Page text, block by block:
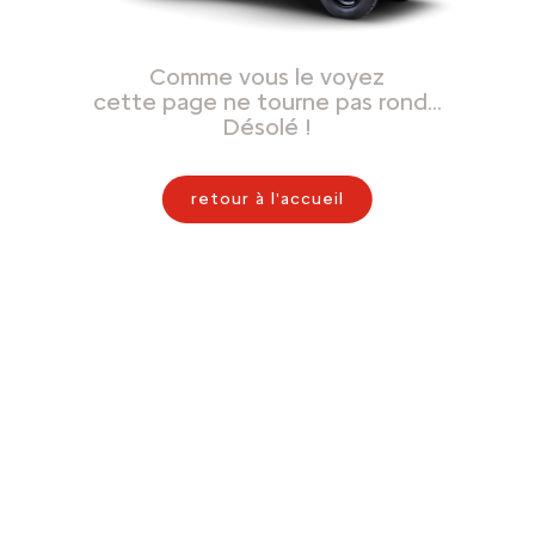
Comme vous le voyez
cette page ne tourne pas rond…
Désolé !
retour à l'accueil